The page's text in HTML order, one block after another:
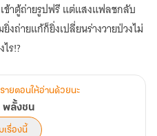
ข้าตู้ถ่ายรูปฟรี แต่แสงแฟลชกลับ
งถ่ายแก้ก็ยิ่งเปลี่ยนร่างวายป่วงไม่
ร!?
ายตอนให้อ่านด้วยนะ
พลั้งชน
เรื่องนี้